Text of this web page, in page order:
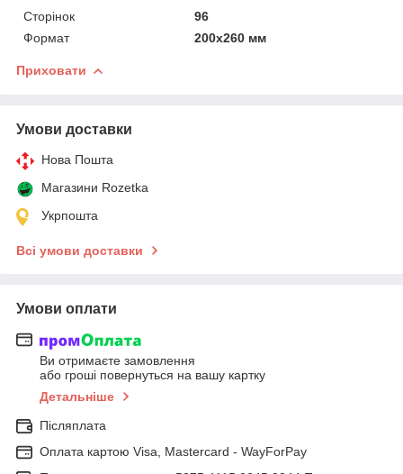
Сторінок
96
Формат
200х260 мм
Приховати
Умови доставки
Нова Пошта
Магазини Rozetka
Укрпошта
Всі умови доставки
Умови оплати
Ви отримаєте замовлення
або гроші повернуться на вашу картку
Детальніше
Післяплата
Оплата картою Visa, Mastercard - WayForPay